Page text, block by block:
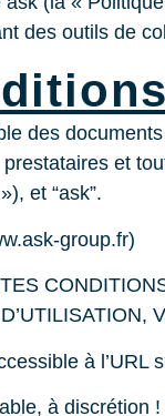
des outils de
des
et
et “ask”.
group.fr)
à l’URL
à